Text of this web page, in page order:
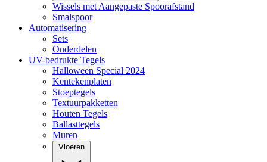
Wissels met Aangepaste Spoorafstand
Smalspoor
Automatisering
Sets
Onderdelen
UV-bedrukte Tegels
Halloween Special 2024
Kentekenplaten
Stoeptegels
Textuurpakketten
Houten Tegels
Ballasttegels
Muren
Vloeren